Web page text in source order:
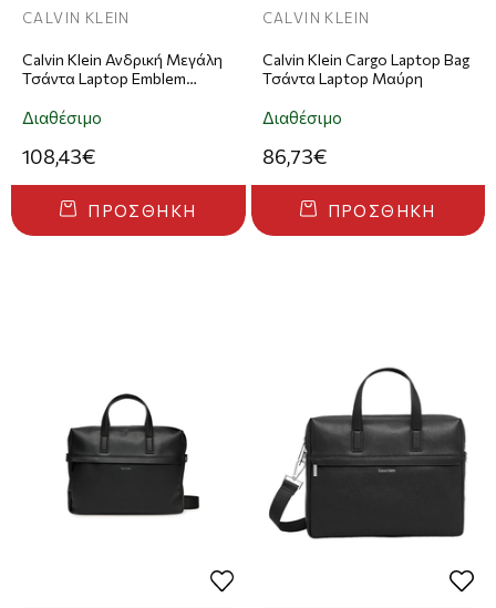
CALVIN KLEIN
Calvin Klein Ανδρική Μεγάλη
Τσάντα Laptop Emblem
Διαθέσιμο
108,43€
ΠΡΟΣΘΉΚΗ
CALVIN KLEIN
Calvin Klein Cargo Laptop Bag
Τσάντα Laptop Μαύρη
Διαθέσιμο
86,73€
ΠΡΟΣΘΉΚΗ